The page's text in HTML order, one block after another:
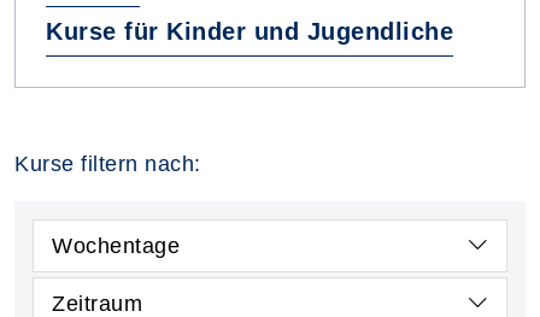
Kurse für Kinder und Jugendliche
Kurse filtern nach:
Wochentage
Zeitraum